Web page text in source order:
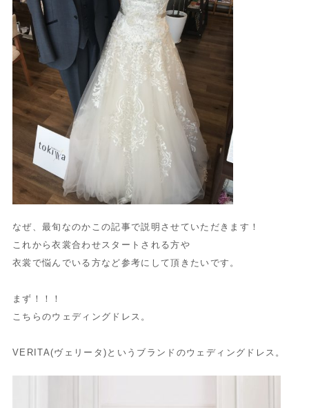
なぜ、最旬なのかこの記事で説明させていただきます！
これから衣裳合わせスタートされる方や
衣裳で悩んでいる方など参考にして頂きたいです。
まず！！！
こちらのウェディングドレス。
VERITA(ヴェリータ)というブランドのウェディングドレス。